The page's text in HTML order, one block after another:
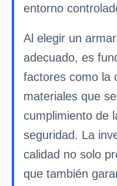
entorno
Al elegir un
adecuado, es
factores como la
materiales que
cumplimiento de
seguridad. La
calidad no solo
que también